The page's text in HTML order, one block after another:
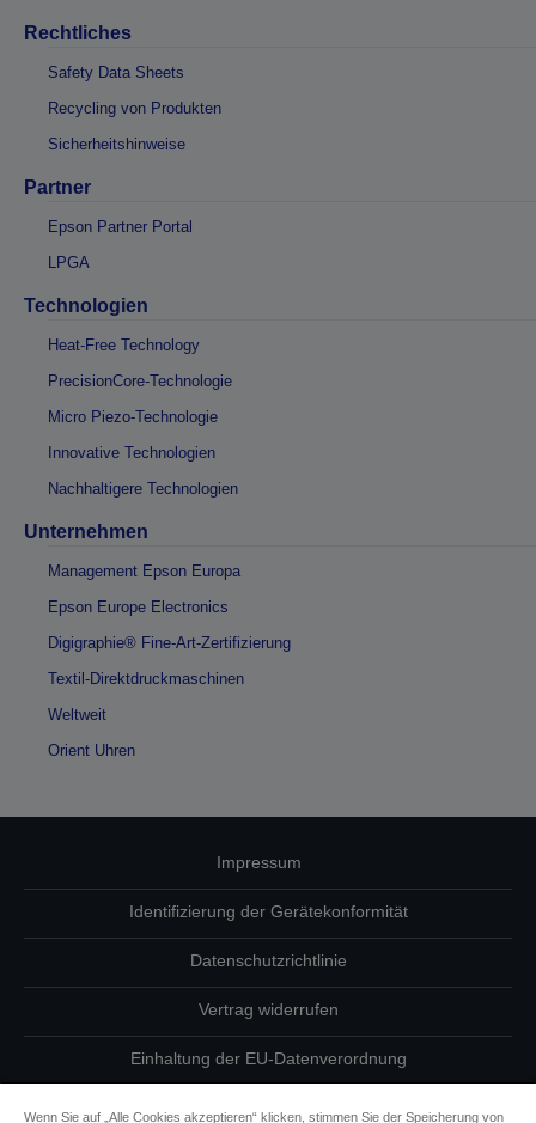
Rechtliches
Safety Data Sheets
Recycling von Produkten
Sicherheitshinweise
Partner
Epson Partner Portal
LPGA
Technologien
Heat-Free Technology
PrecisionCore-Technologie
Micro Piezo-Technologie
Innovative Technologien
Nachhaltigere Technologien
Unternehmen
Management Epson Europa
Epson Europe Electronics
Digigraphie® Fine-Art-Zertifizierung
Textil-Direktdruckmaschinen
Weltweit
Orient Uhren
Impressum
Identifizierung der Gerätekonformität
Datenschutzrichtlinie
Vertrag widerrufen
Einhaltung der EU-Datenverordnung
Wenn Sie auf „Alle Cookies akzeptieren“ klicken, stimmen Sie der Speicherung von